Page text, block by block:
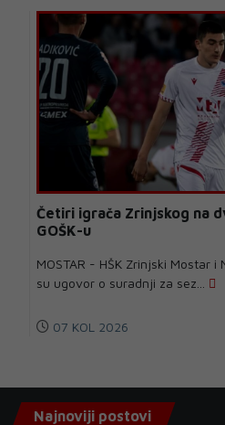
Četiri igrača Zrinjskog na
GOŠK-u
MOSTAR - HŠK Zrinjski Mostar i
su ugovor o suradnji za sez...
07 KOL 2026
Najnoviji postovi